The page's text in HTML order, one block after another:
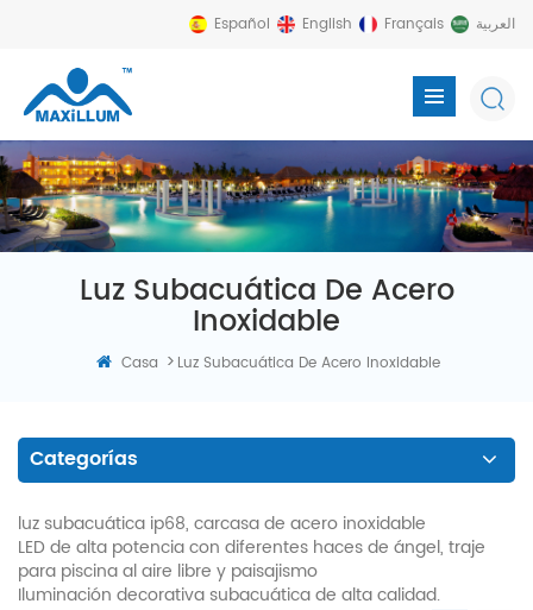
Español English Français العربية
Luz Subacuática De Acero
Inoxidable
Casa > Luz Subacuática De Acero Inoxidable
Categorías
luz subacuática ip68, carcasa de acero inoxidable
LED de alta potencia con diferentes haces de ángel, traje
para piscina al aire libre y paisajismo
Iluminación decorativa subacuática de alta calidad.